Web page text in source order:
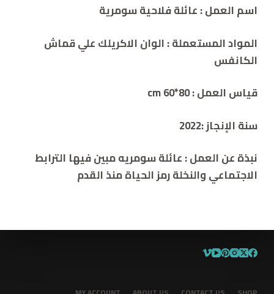
اسم العمل : عائلة فلاحية سومرية
المواد المستعملة : الوان الاكريلك علي قماش
الكانفس
قياس العمل : cm 60*80
سنة الإنجاز :2022
نبذة عن العمل : عائلة سومريه مبين فيها الترابط
الاجتماعي والنخلة رمز الحياة منذ القدم